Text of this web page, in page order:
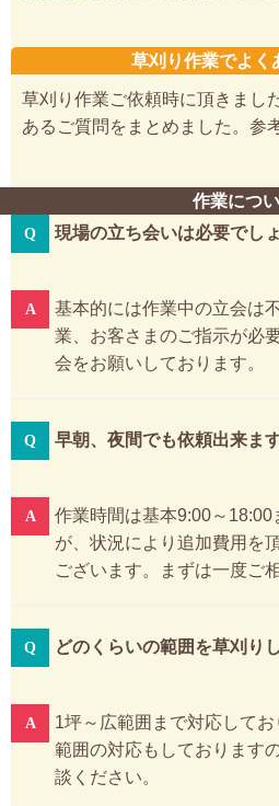
草刈り作業でよく
草刈り作業ご依頼時に頂きまし
あるご質問をまとめました。参
作業につ
現場の立ち会いは必要でし
基本的には作業中の立会は
業、お客さまのご指示が必
会をお願いしております。
早朝、夜間でも依頼出来ま
作業時間は基本9:00～18:00
が、状況により追加費用を
ございます。まずは一度ご
どのくらいの範囲を草刈り
1坪～広範囲まで対応して
範囲の対応もしております
談ください。